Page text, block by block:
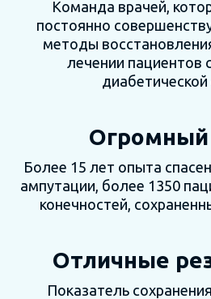
Команда врачей,
постоянно
методы
лечении пациентов
Более 15 лет опыта
ампутации, более 1350
конечностей,
Отличные
Показатель